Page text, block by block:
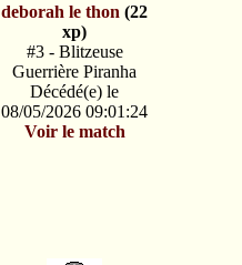
deborah le thon (22
xp)
#3 - Blitzeuse
Guerrière Piranha
Décédé(e) le
08/05/2026 09:01:24
Voir le match